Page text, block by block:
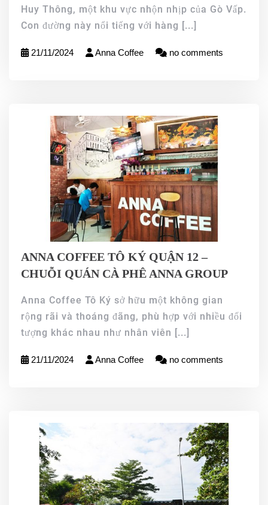
Huy Thông, một khu vực nhộn nhịp của Gò Vấp.
Con đường này nổi tiếng với hàng [...]
21/11/2024 Anna Coffee no comments
ANNA COFFEE TÔ KÝ QUẬN 12 –
CHUỖI QUÁN CÀ PHÊ ANNA GROUP
Anna Coffee Tô Ký sở hữu một không gian
rộng rãi và thoáng đãng, phù hợp với nhiều đối
tượng khác nhau như nhân viên [...]
21/11/2024 Anna Coffee no comments